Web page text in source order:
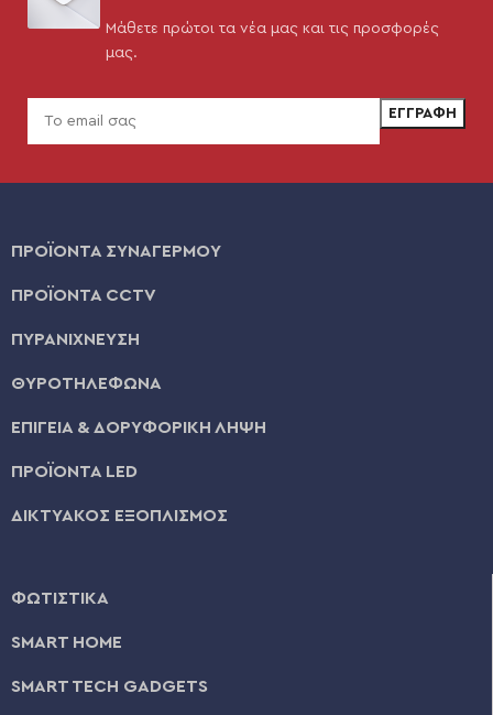
Μάθετε πρώτοι τα νέα μας και τις προσφορές
μας.
ΠΡΟΪΟΝΤΑ ΣΥΝΑΓΕΡΜΟΥ
ΠΡΟΪΟΝΤΑ CCTV
ΠΥΡΑΝΙΧΝΕΥΣΗ
ΘΥΡΟΤΗΛΕΦΩΝΑ
ΕΠΙΓΕΙΑ & ΔΟΡΥΦΟΡΙΚΗ ΛΗΨΗ
ΠΡΟΪΟΝΤΑ LED
ΔΙΚΤΥΑΚΟΣ ΕΞΟΠΛΙΣΜΟΣ
ΦΩΤΙΣΤΙΚΑ
SMART HOME
SMART TECH GADGETS